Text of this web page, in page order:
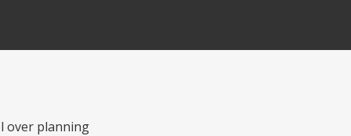
over planning